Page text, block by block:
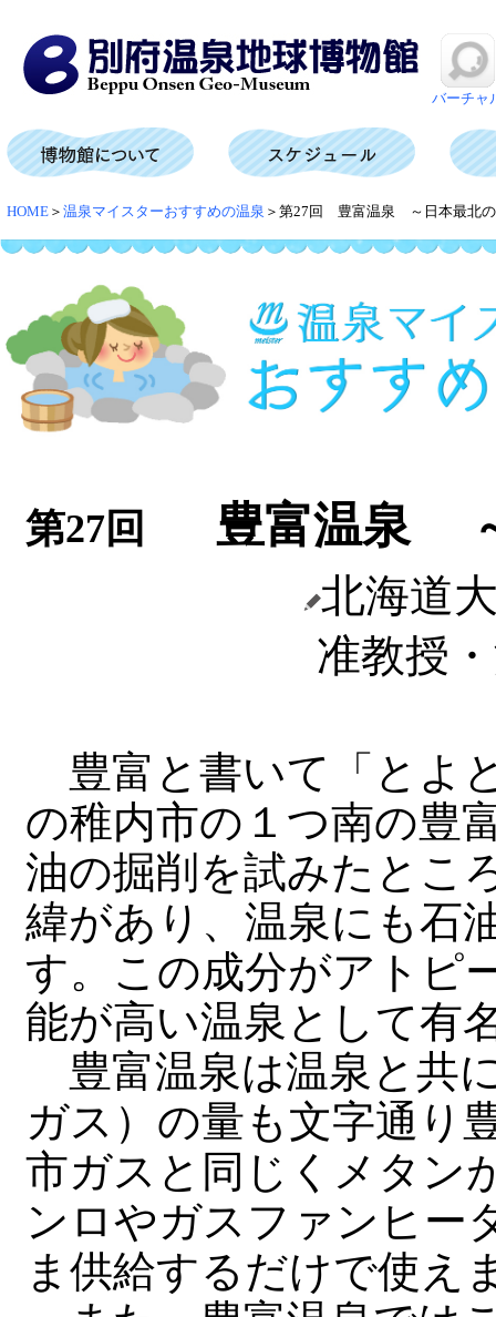
バーチャ
HOME ＞ 温泉マイスターおすすめの温泉 ＞第27回 豊富温泉 ～日本最北
第27回 豊富温泉
北海道
准教授
豊富と書いて「とよ
の稚内市の１つ南の豊
油の掘削を試みたとこ
緯があり、温泉にも石
す。この成分がアトピ
能が高い温泉として有
豊富温泉は温泉と共
ガス）の量も文字通り
市ガスと同じくメタン
ンロやガスファンヒー
ま供給するだけで使え